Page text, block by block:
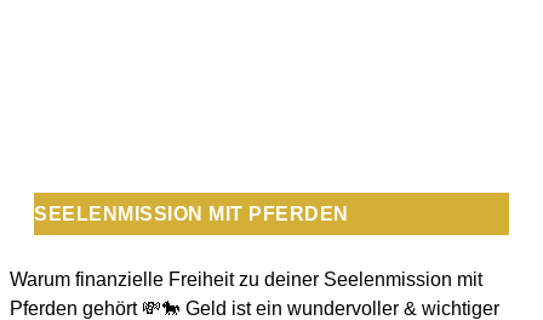
SEELENMISSION MIT PFERDEN
Warum finanzielle Freiheit zu deiner Seelenmission mit
Pferden gehört 💸🐎 Geld ist ein wundervoller & wichtiger